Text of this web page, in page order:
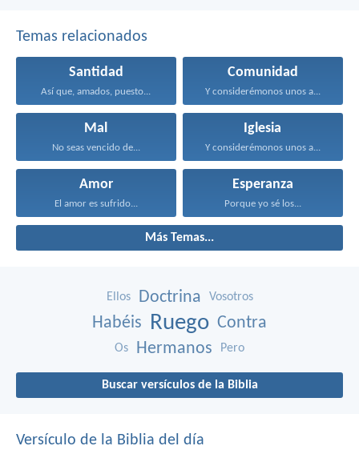
Temas relacionados
Santidad
Así que, amados, puesto...
Comunidad
Y considerémonos unos a...
Mal
No seas vencido de...
Iglesia
Y considerémonos unos a...
Amor
El amor es sufrido...
Esperanza
Porque yo sé los...
Más Temas...
Ellos Doctrina Vosotros
Habéis Ruego Contra
Os Hermanos Pero
Buscar versículos de la Biblia
Versículo de la Biblia del día